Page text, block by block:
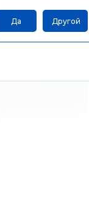
Да Другой